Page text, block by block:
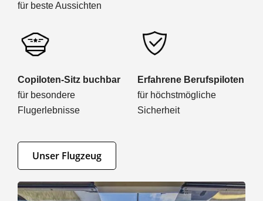
für beste Aussichten
Copiloten-Sitz buchbar
für besondere
Flugerlebnisse
Erfahrene Berufspiloten
für höchstmögliche
Sicherheit
Unser Flugzeug